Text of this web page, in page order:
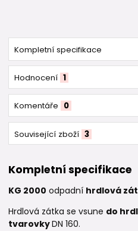
Kompletní specifikace
Hodnocení 1
Komentáře 0
Související zboží 3
Kompletní specifikace
KG 2000 odpadní hrdlová
Hrdlová zátka se vsune do
tvarovkyDN 160.